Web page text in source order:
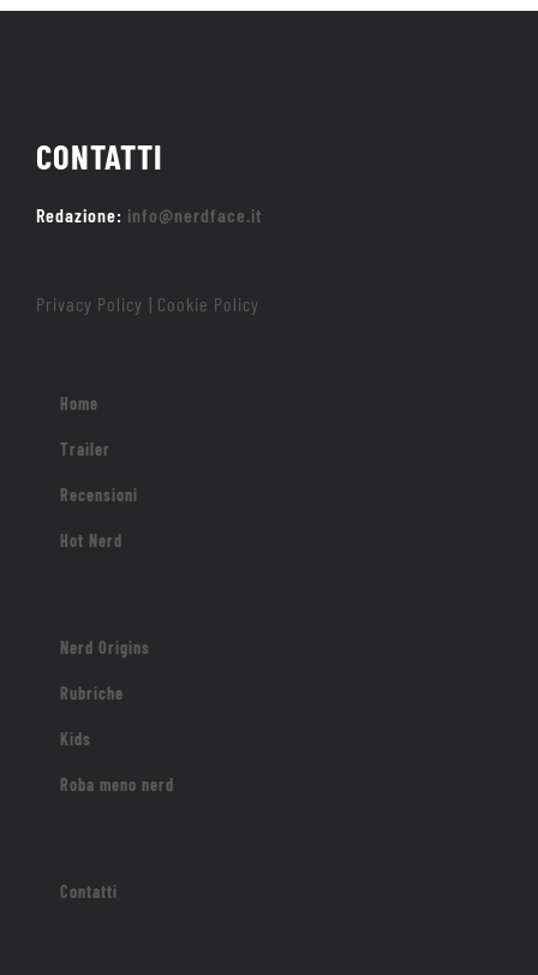
CONTATTI
Redazione: info@nerdface.it
Privacy Policy Cookie Policy
Home
Trailer
Recensioni
Hot Nerd
Nerd Origins
Rubriche
Kids
Roba meno nerd
Contatti